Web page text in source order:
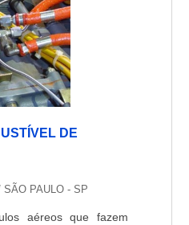
DE
SÃO PAULO - SP
aéreos que fazem